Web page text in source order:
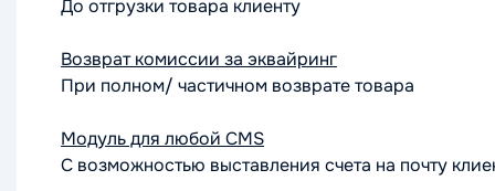
До отгрузки товара клиенту
Возврат комиссии за эквайринг
При полном/ частичном возврате товара
Модуль для любой CMS
С возможностью выставления счета на почту